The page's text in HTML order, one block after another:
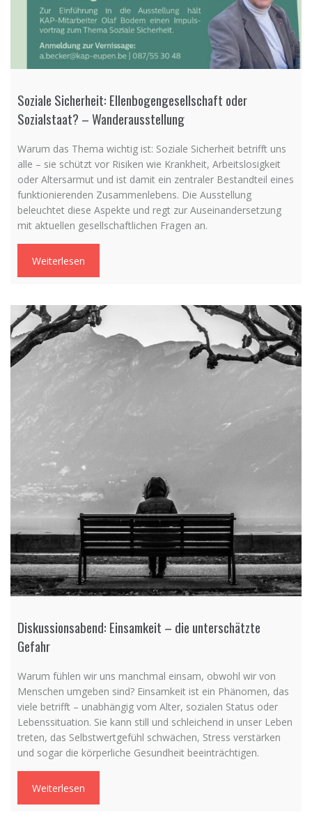
Soziale Sicherheit: Ellenbogengesellschaft oder
Sozialstaat? – Wanderausstellung
Warum das Thema wichtig ist: Soziale Sicherheit betrifft uns
alle – sie schützt vor Risiken wie Krankheit, Arbeitslosigkeit
oder Altersarmut und ist damit ein zentraler Bestandteil eines
funktionierenden Zusammenlebens. Die Ausstellung
beleuchtet diese Aspekte und regt zur Auseinandersetzung
mit aktuellen gesellschaftlichen Fragen an.
Weiterlesen
Diskussionsabend: Einsamkeit – die unterschätzte
Gefahr
Warum fühlen wir uns manchmal einsam, obwohl wir von
Menschen umgeben sind? Einsamkeit ist ein Phänomen, das
viele betrifft – unabhängig vom Alter, sozialen Status oder
Lebenssituation. Sie kann still und schleichend in unser Leben
treten, das Selbstwertgefühl schwächen, Stress verstärken
und sogar die körperliche Gesundheit beeinträchtigen.
Weiterlesen